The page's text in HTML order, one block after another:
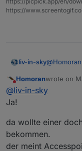
https://
liv-in-sky@Homoran
Do not disturb
Homoranwrote on
last edited
@liv-in-sky
Ja!
da wollte einer
bekommen.
der meint